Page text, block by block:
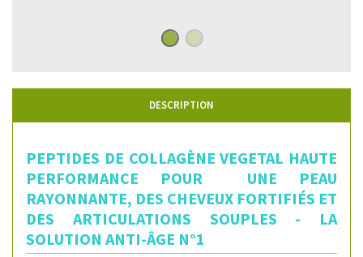
DESCRIPTION
PEPTIDES DE COLLAGÈNE VEGETAL HAUTE
PERFORMANCE POUR UNE PEAU
RAYONNANTE, DES CHEVEUX FORTIFIÉS ET
DES ARTICULATIONS SOUPLES - LA
SOLUTION ANTI-ÂGE N°1